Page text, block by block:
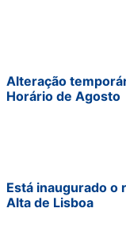
Alteração
Horário de Agosto
Está inaugurado o
Alta de Lisboa